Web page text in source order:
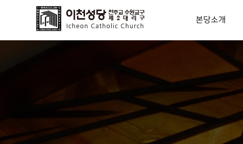
본당소개
사목방침
역대성직자/총회장
연혁
본당사무실안내
성당오시는 길